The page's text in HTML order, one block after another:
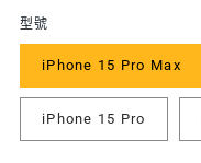
功
能
特
色
型號
iPhone 15 Pro Max
iPhone 15 Pro